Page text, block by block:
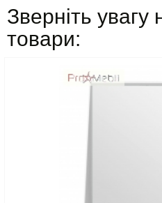
Зверніть увагу
товари: